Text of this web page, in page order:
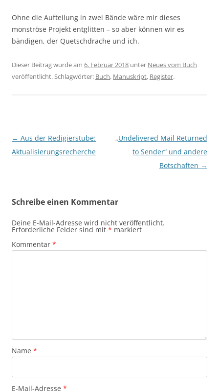
Ohne die Aufteilung in zwei Bände wäre mir dieses
monströse Projekt entglitten – so aber können wir es
bändigen, der Quetschdrache und ich.
Dieser Beitrag wurde am 6. Februar 2018 unter Neues vom Buch
veröffentlicht. Schlagwörter: Buch, Manuskript, Register.
Beitragsnavigation
← Aus der Redigierstube:
Aktualisierungsrecherche
„Undelivered Mail Returned
to Sender“ und andere
Botschaften →
Schreibe einen Kommentar
Deine E-Mail-Adresse wird nicht veröffentlicht.
Erforderliche Felder sind mit * markiert
Kommentar *
Name *
E-Mail-Adresse *